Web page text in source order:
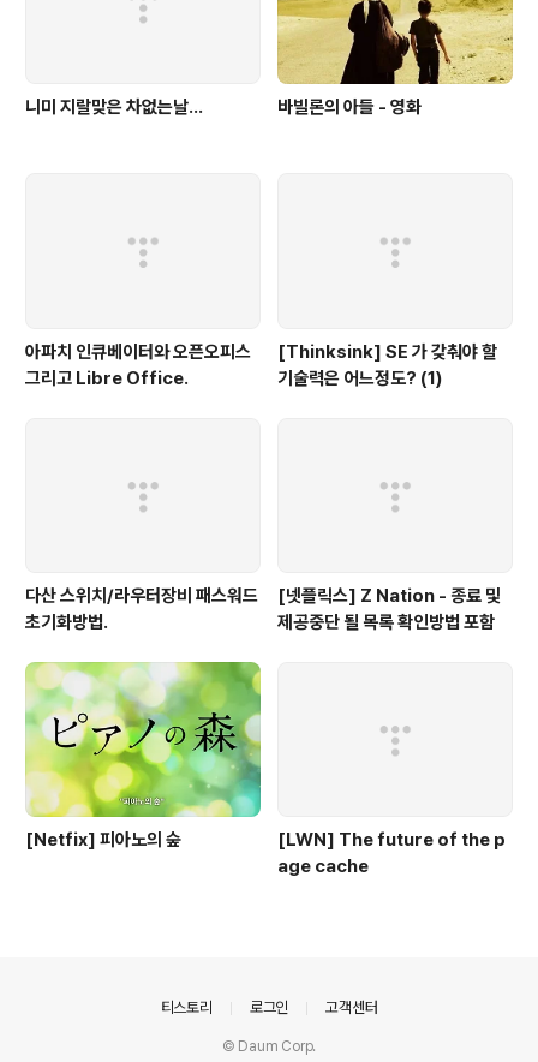
니미 지랄맞은 차없는날... 바빌론의 아들 - 영화
아파치 인큐베이터와 오픈오피스
그리고 Libre Office.
[Thinksink] SE 가 갖춰야 할
기술력은 어느정도? (1)
다산 스위치/라우터장비 패스워드
초기화방법.
[넷플릭스] Z Nation - 종료 및
제공중단 될 목록 확인방법 포함
[Netfix] 피아노의 숲
[LWN] The future of the p
age cache
티스토리 로그인 고객센터
© Daum Corp.